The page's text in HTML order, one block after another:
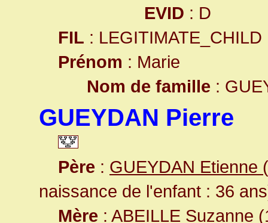
EVID : D
FIL : LEGITIMATE_CHILD
Prénom : Marie
Nom de famille :
GUEYDAN Pierre
Père : GUEYDAN Etienne
naissance de l'enfant : 36
Mère : ABEILLE Suzanne